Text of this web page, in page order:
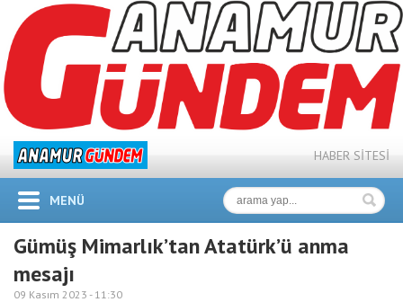
HABER SİTESİ
MENÜ
Gümüş Mimarlık’tan Atatürk’ü anma
mesajı
09 Kasım 2023 - 11:30